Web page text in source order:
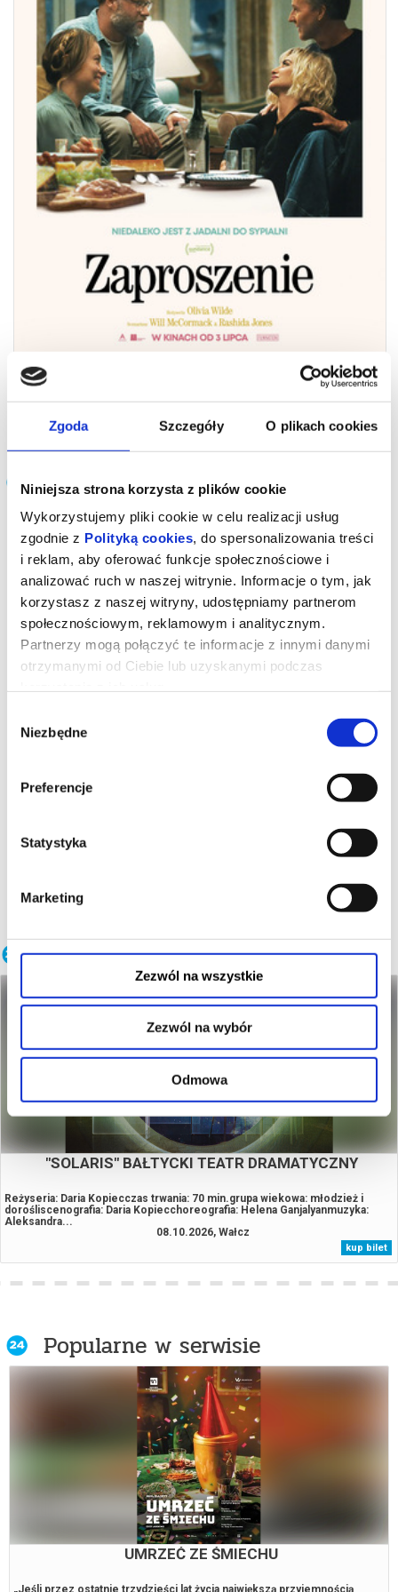
Zgoda Szczegóły O plikach cookies
Niniejsza strona korzysta z plików cookie
Wykorzystujemy pliki cookie w celu realizacji usług
zgodnie z Polityką cookies, do spersonalizowania treści
i reklam, aby oferować funkcje społecznościowe i
analizować ruch w naszej witrynie. Informacje o tym, jak
korzystasz z naszej witryny, udostępniamy partnerom
społecznościowym, reklamowym i analitycznym.
Partnerzy mogą połączyć te informacje z innymi danymi
otrzymanymi od Ciebie lub uzyskanymi podczas
zgody
Niezbędne
Preferencje
Statystyka
Marketing
Zezwól na wszystkie
Zezwól na wybór
Odmowa
ZAPROSZENIE
08.08.2026
19:00
Filmy grane w kinie:
DKF z muzyką na żywo "Kult ciała" (1929)
Minionki i straszydła
wymiaru
ZAPROSZENIE
Wydarzenia w wybranym obiekcie
"SOLARIS" BAŁTYCKI TEATR DRAMATYCZNY
Reżyseria: Daria Kopiecczas trwania: 70 min.grupa wiekowa: młodzież i
dorośliscenografia: Daria Kopiecchoreografia: Helena Ganjalyanmuzyka:
Aleksandra...
08.10.2026, Wałcz
kup bilet
Popularne w serwisie
UMRZEĆ ZE ŚMIECHU